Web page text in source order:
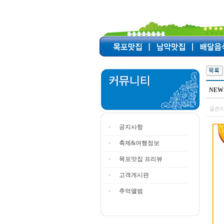
공지사항
축제&여행정보
목포맛집 프리뷰
고객게시판
추억앨범
글쓴